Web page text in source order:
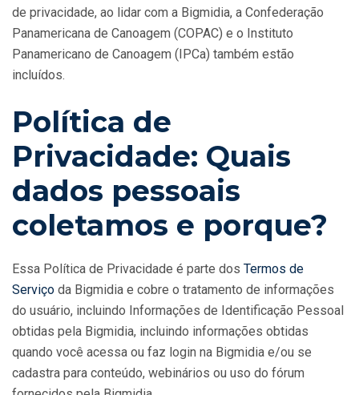
de privacidade, ao lidar com a Bigmidia, a Confederação
Panamericana de Canoagem (COPAC) e o Instituto
Panamericano de Canoagem (IPCa) também estão
incluídos.
Política de
Privacidade: Quais
dados pessoais
coletamos e porque?
Essa Política de Privacidade é parte dos Termos de
Serviço da Bigmidia e cobre o tratamento de informações
do usuário, incluindo Informações de Identificação Pessoal
obtidas pela Bigmidia, incluindo informações obtidas
quando você acessa ou faz login na Bigmidia e/ou se
cadastra para conteúdo, webinários ou uso do fórum